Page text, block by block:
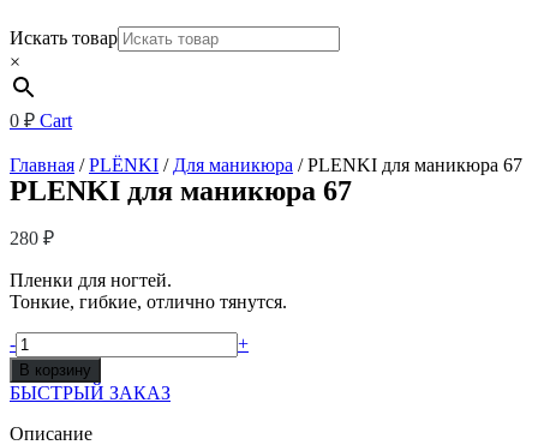
Искать товар
×
0 ₽ Cart
Главная /PLЁNKI / Для маникюра / PLENKI для маникюра 67
PLENKI для маникюра 67
280 ₽
Пленки для ногтей.
Тонкие, гибкие, отлично тянутся.
Количество
товара
PLENKI
для
маникюра
- +
В корзину
БЫСТРЫЙ ЗАКАЗ
Описание